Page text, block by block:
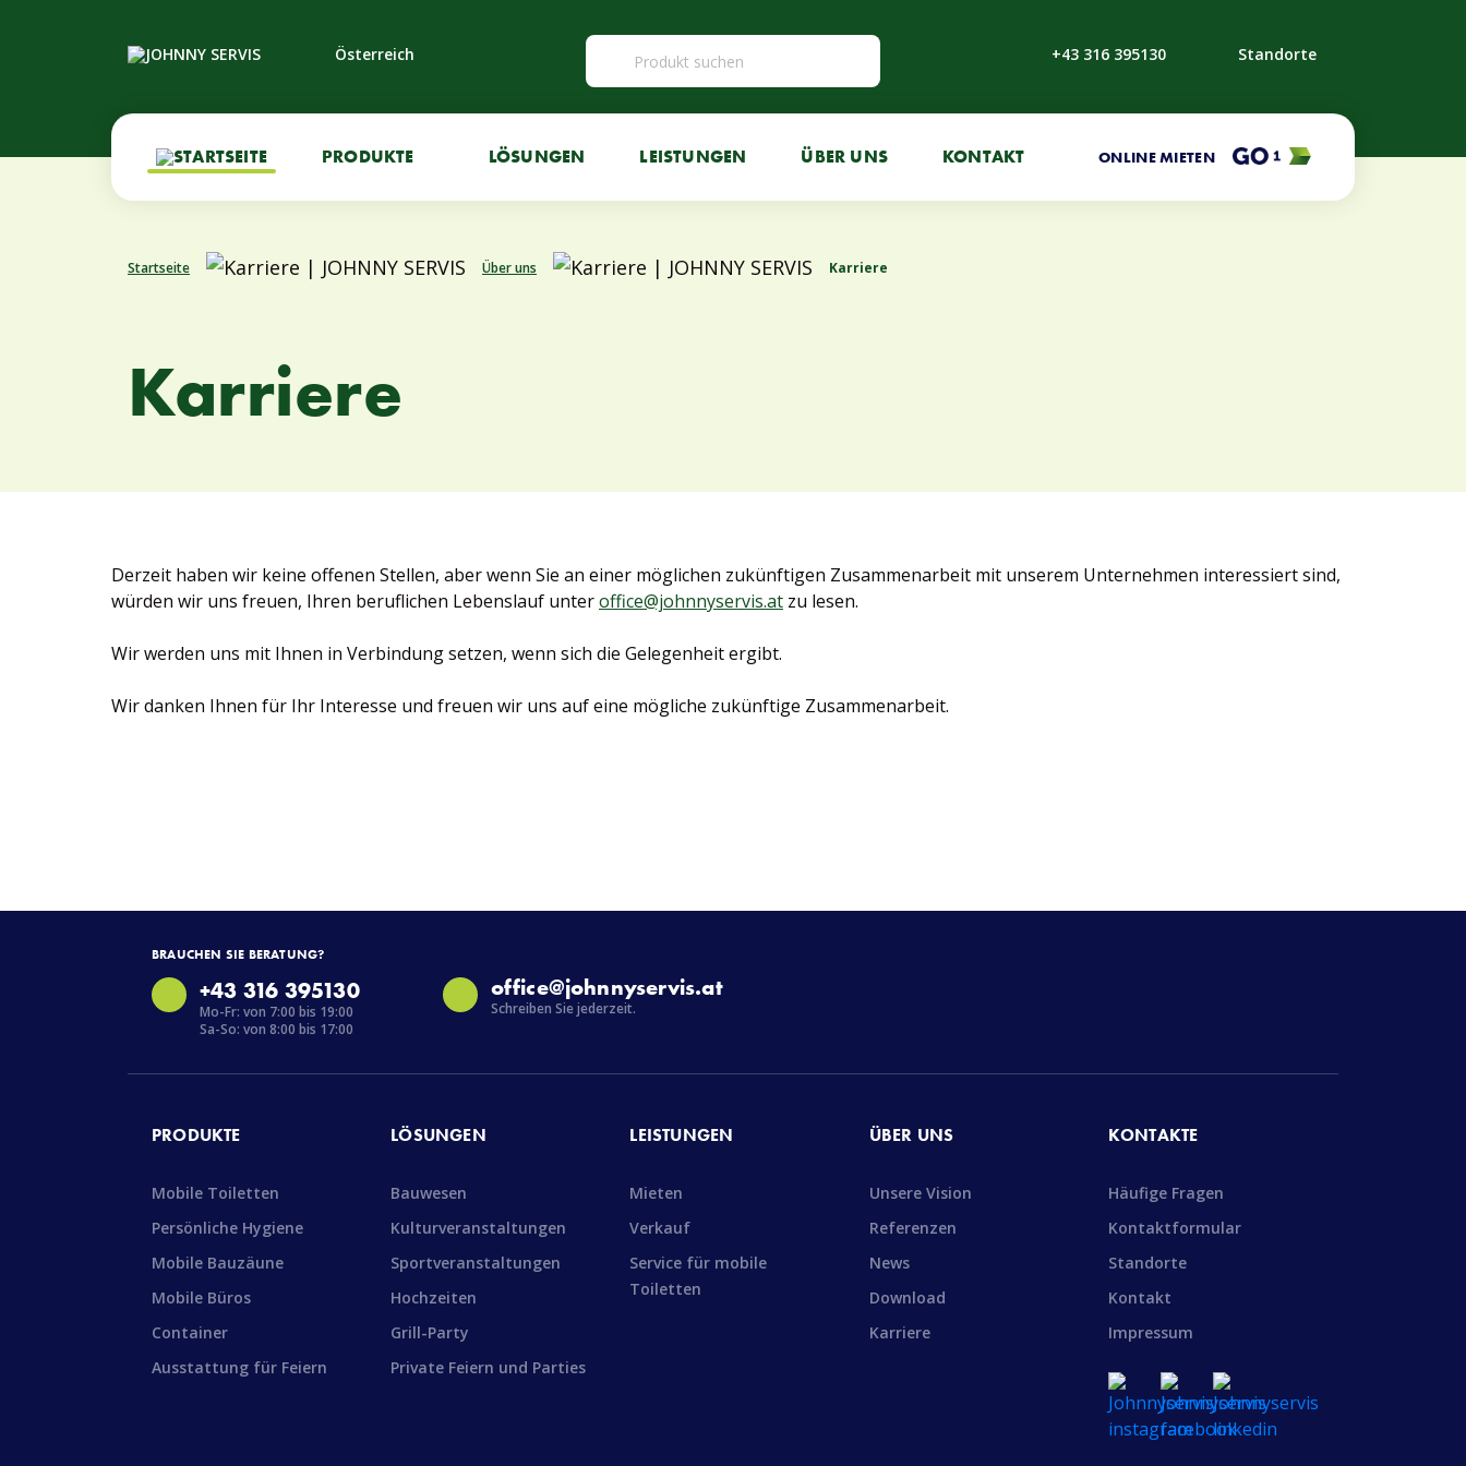
Österreich +43 316 395130 Standorte
PRODUKTE LÖSUNGEN LEISTUNGEN ÜBER UNS KONTAKT ONLINE MIETEN
Startseite Über uns Karriere
Karriere
Derzeit haben wir keine offenen Stellen, aber wenn Sie an einer möglichen zukünftigen Zusammenarbeit mit unserem Unternehmen interessiert sind,
würden wir uns freuen, Ihren beruflichen Lebenslauf unteroffice@johnnyservis.at zu lesen.
Wir werden uns mit Ihnen in Verbindung setzen, wenn sich die Gelegenheit ergibt.
Wir danken Ihnen für Ihr Interesse und freuen wir uns auf eine mögliche zukünftige Zusammenarbeit.
BRAUCHEN SIE BERATUNG?
+43 316 395130
Mo-Fr: von 7:00 bis 19:00
Sa-So: von 8:00 bis 17:00
office@johnnyservis.at
Schreiben Sie jederzeit.
PRODUKTE
Mobile Toiletten
Persönliche Hygiene
Mobile Bauzäune
Mobile Büros
Container
Ausstattung für Feiern
LÖSUNGEN
Bauwesen
Kulturveranstaltungen
Sportveranstaltungen
Hochzeiten
Grill-Party
Private Feiern und Parties
LEISTUNGEN
Mieten
Verkauf
Service für mobile
Toiletten
ÜBER UNS
Unsere Vision
Referenzen
News
Download
Karriere
KONTAKTE
Häufige Fragen
Kontaktformular
Standorte
Kontakt
Impressum